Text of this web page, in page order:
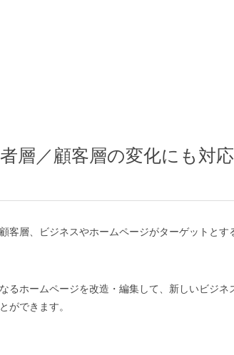
層／顧客層の変化にも対
層、ビジネスやホームページがターゲットとす
ホームページを改造・編集して、新しいビジネ
ができます。